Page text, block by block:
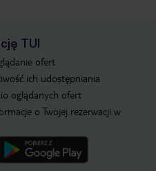
TUI
ofert
ich udostępniania
oglądanych ofert
o Twojej rezerwacji w